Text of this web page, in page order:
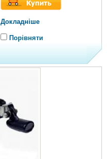
Докладніше
Порівняти